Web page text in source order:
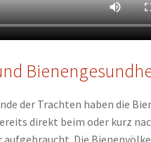
der Trachten haben die
direkt beim oder kurz
Die